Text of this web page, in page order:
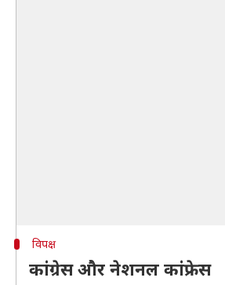
विपक्ष
कांग्रेस और नेशनल कांफ्रेस